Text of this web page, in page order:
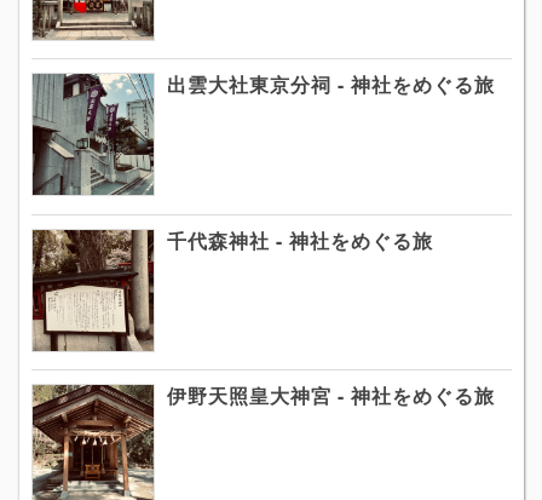
出雲大社東京分祠 - 神社をめぐる旅
千代森神社 - 神社をめぐる旅
伊野天照皇大神宮 - 神社をめぐる旅